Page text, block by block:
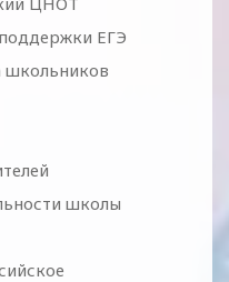
ЕГЭ
школьников
школы